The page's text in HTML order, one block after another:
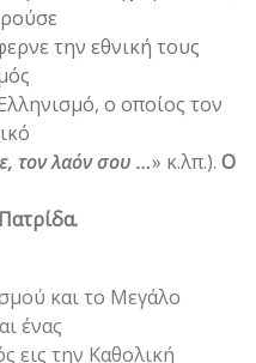
την εθνική τους
ο οποίος τον
τον λαόν σου …» κ.λπ.). Ο
και το Μεγάλο
ένας
εις την Καθολική